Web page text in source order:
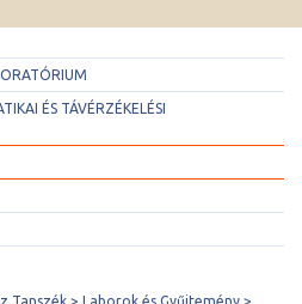
ÉS TÁVÉRZÉKELÉSI